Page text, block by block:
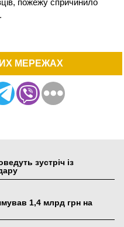
МЕРЕЖАХ
зустріч із
1,4 млрд грн на